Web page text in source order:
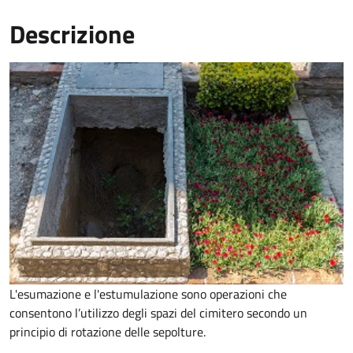
Descrizione
L'esumazione e l'estumulazione sono operazioni che
consentono l’utilizzo degli spazi del cimitero secondo un
principio di rotazione delle sepolture.